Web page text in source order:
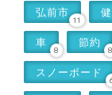
弘前市
11
車
8
節約
8
スノーボード